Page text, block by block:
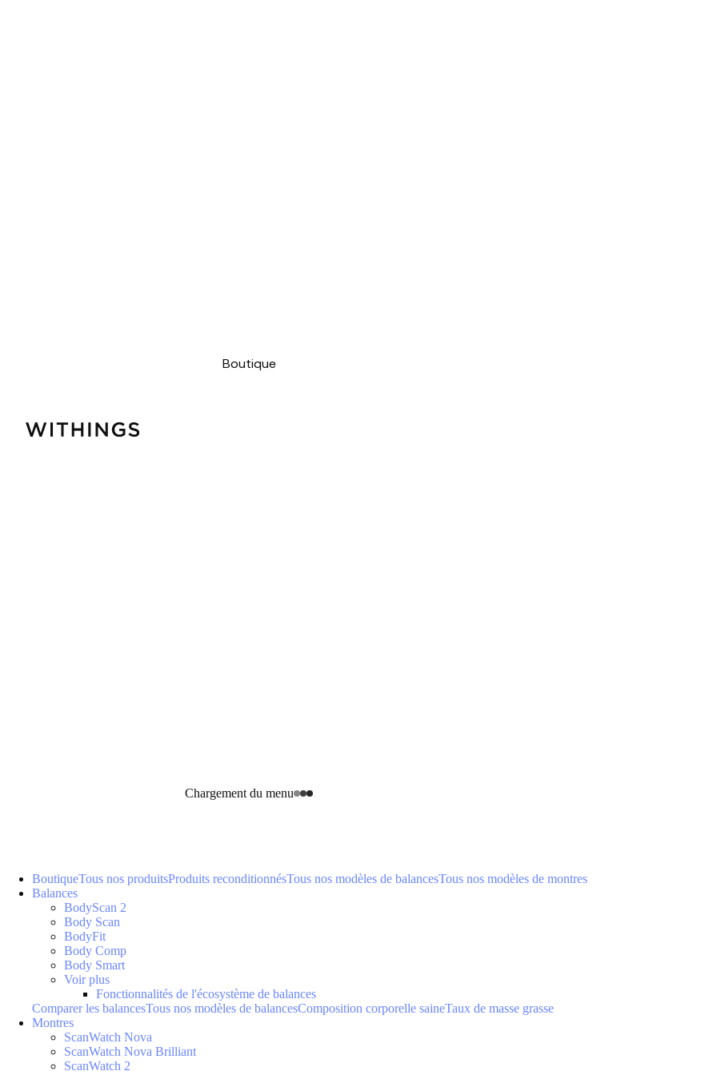
Boutique
Chargement du menu
BoutiqueTous nos produitsProduits reconditionnésTous nos modèles de balancesTous nos modèles de montres
Balances
BodyScan 2
Body Scan
BodyFit
Body Comp
Body Smart
Voir plus
Fonctionnalités de l'écosystème de balances
Comparer les balancesTous nos modèles de balancesComposition corporelle saineTaux de masse grasse
Montres
ScanWatch Nova
ScanWatch Nova Brilliant
ScanWatch 2